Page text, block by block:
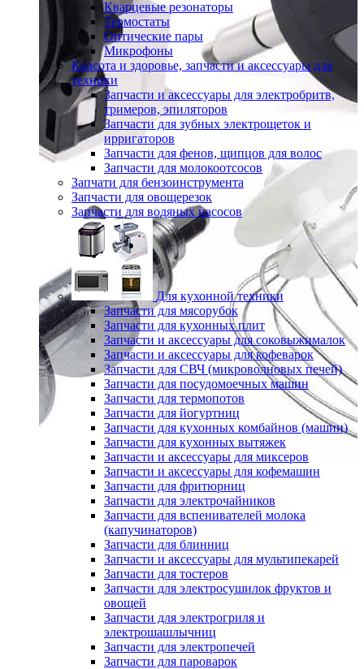
Кварцевые резонаторы
Термостаты
Оптические пары
Микрофоны
Красота и здоровье, запчасти и аксессуары для
техники
Запчасти и аксессуары для электробритв,
тримеров, эпиляторов
Запчасти для зубных электрощеток и
ирригаторов
Запчасти для фенов, щипцов для волос
Запчасти для молокоотсосов
Запчати для бензоинструмента
Запчасти для овощерезок
Запчасти для водяных насосов
Для кухонной техники
Запчасти для мясорубок
Запчасти для кухонных плит
Запчасти и аксессуары для соковыжималок
Запчасти и аксессуары для кофеварок
Запчасти для СВЧ (микроволновых печей)
Запчасти для посудомоечных машин
Запчасти для термопотов
Запчасти для йогуртниц
Запчасти для кухонных комбайнов (машин)
Запчасти для кухонных вытяжек
Запчасти и аксессуары для миксеров
Запчасти и аксессуары для кофемашин
Запчасти для фритюрниц
Запчасти для электрочайников
Запчасти для вспенивателей молока
(капучинаторов)
Запчасти для блинниц
Запчасти и аксессуары для мультипекарей
Запчасти для тостеров
Запчасти для электросушилок фруктов и
овощей
Запчасти для электрогриля и
электрошашлычниц
Запчасти для электропечей
Запчасти для пароварок